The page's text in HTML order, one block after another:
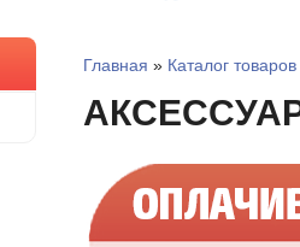
Главная » Каталог товаров